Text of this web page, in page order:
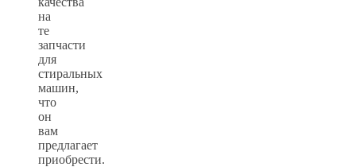
на
те
запчасти
для
стиральных
машин,
что
он
вам
предлагает
приобрести.